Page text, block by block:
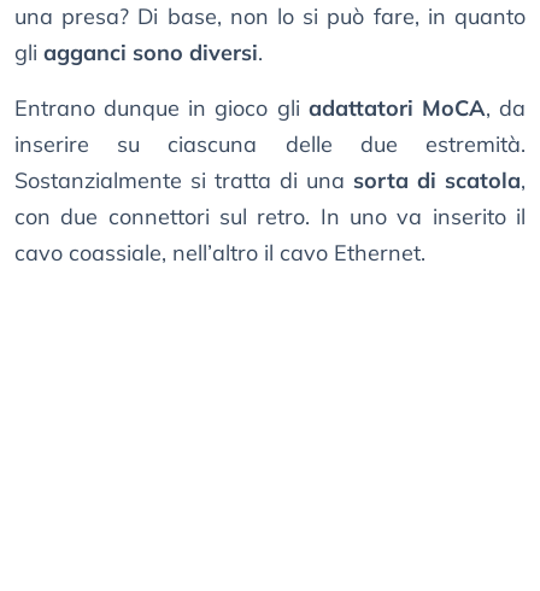
una presa? Di base, non lo si può fare, in quanto
gli agganci sono diversi.
Entrano dunque in gioco gli adattatori MoCA, da
inserire su ciascuna delle due estremità.
Sostanzialmente si tratta di una sorta di scatola,
con due connettori sul retro. In uno va inserito il
cavo coassiale, nell’altro il cavo Ethernet.